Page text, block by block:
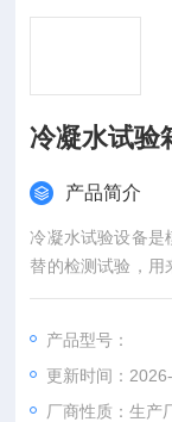
冷凝水试验
产品简介
冷凝水试验设备是
替的检测试验，用
的环境条件下贮存
产品型号：
更新时间：
厂商性质：生产